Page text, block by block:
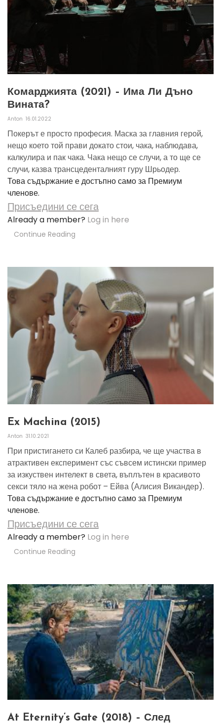
Комарджията (2021) – Има Ли Дъно
Вината?
Anton 16.01.2022
Покерът е просто професия. Маска за главния герой,
нещо което той прави докато стои, чака, наблюдава,
калкулира и пак чака. Чака нещо се случи, а то ще се
случи, казва трансцеденталният гуру Шрьодер.
Това съдържание е достъпно само за Премиум
членове.
Присъедини се сега
Already a member? Log in here
Continue Reading
Ex Machina (2015)
Anton 31.10.2021
При пристигането си Калеб разбира, че ще участва в
атрактивен експеримент със съвсем истински пример
за изкуствен интелект в света, въплътен в красивото
секси тяло на жена робот – Ейва (Алисия Викандер).
Това съдържание е достъпно само за Премиум
членове.
Присъедини се сега
Already a member? Log in here
Continue Reading
At Eternity’s Gate (2018) – След